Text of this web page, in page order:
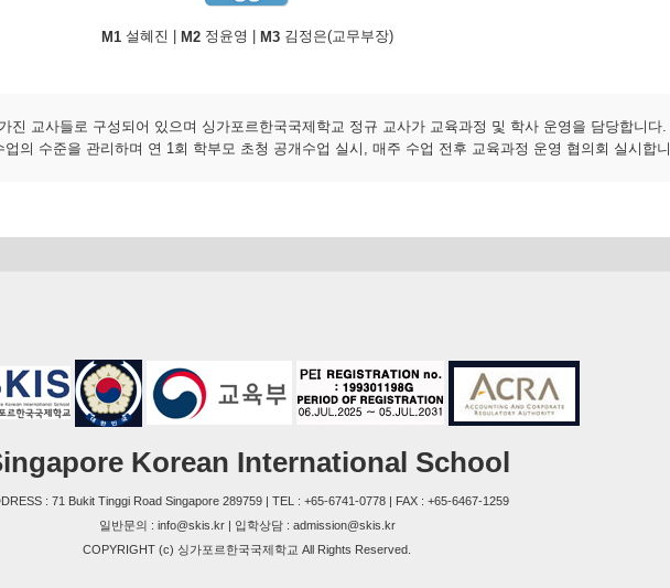
M1 설혜진 | M2정윤영 | M3김정은(교무부장)
진 교사들로 구성되어 있으며 싱가포르한국국제학교 정규 교사가 교육과정 및 학사 운영을 담당합니다.
의 수준을 관리하며 연 1회 학부모 초청 공개수업 실시, 매주 수업 전후 교육과정 운영 협의회 실시합니
Korean International School
: 71 Bukit Tinggi Road Singapore 289759 | TEL : +65-6741-0778 | FAX : +65-6467-1259
일반문의 : info@skis.kr | 입학상담 : admission@skis.kr
COPYRIGHT (c) 싱가포르한국국제학교 All Rights Reserved.